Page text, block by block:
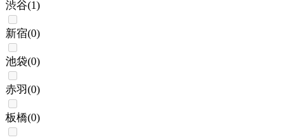
渋谷(1)
新宿(0)
池袋(0)
赤羽(0)
板橋(0)